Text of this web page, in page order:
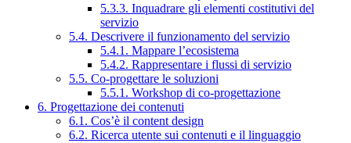
5.3.3. Inquadrare gli elementi costitutivi del
servizio
5.4. Descrivere il funzionamento del servizio
5.4.1. Mappare l’ecosistema
5.4.2. Rappresentare i flussi di servizio
5.5. Co-progettare le soluzioni
5.5.1. Workshop di co-progettazione
6. Progettazione dei contenuti
6.1. Cos’è il content design
6.2. Ricerca utente sui contenuti e il linguaggio